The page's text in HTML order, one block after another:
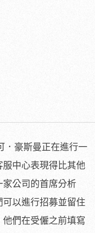
．豪斯曼正在進行一
中心表現得比其他
公司的首席分析
以進行招募並留住
們在受僱之前填寫